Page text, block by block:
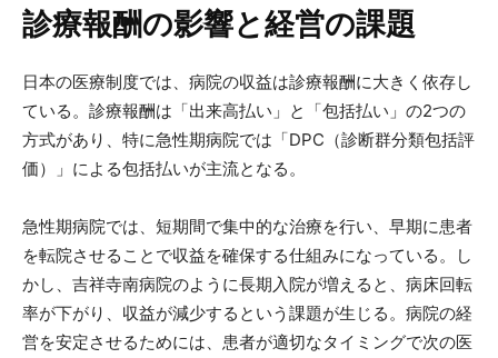
診療報酬の影響と経営の課題
日本の医療制度では、病院の収益は診療報酬に大きく依存し
ている。診療報酬は「出来高払い」と「包括払い」の2つの
方式があり、特に急性期病院では「DPC（診断群分類包括評
価）」による包括払いが主流となる。
急性期病院では、短期間で集中的な治療を行い、早期に患者
を転院させることで収益を確保する仕組みになっている。し
かし、吉祥寺南病院のように長期入院が増えると、病床回転
率が下がり、収益が減少するという課題が生じる。病院の経
営を安定させるためには、患者が適切なタイミングで次の医